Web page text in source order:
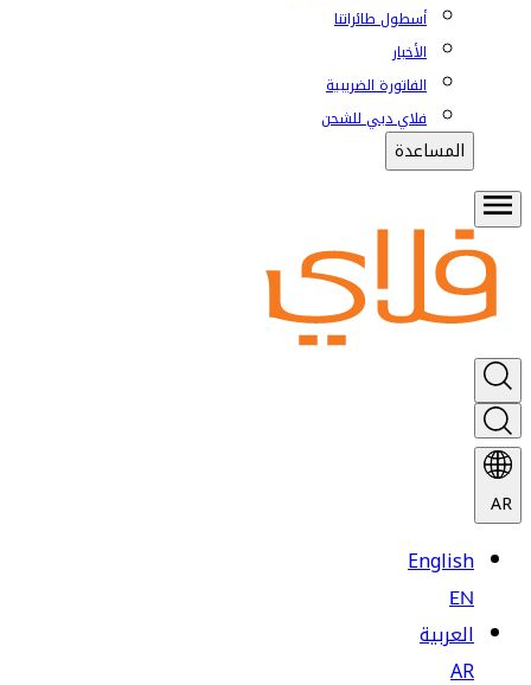
أسطول طائراتنا
الأخبار
الفاتورة الضريبية
فلاي دبي للشحن
المساعدة
AR
English
EN
العربية
AR